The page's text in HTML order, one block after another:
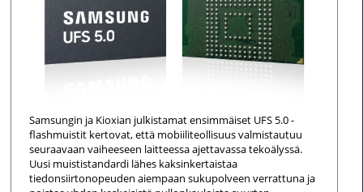
Samsungin ja Kioxian julkistamat ensimmäiset UFS 5.0 -
flashmuistit kertovat, että mobiiliteollisuus valmistautuu
seuraavaan vaiheeseen laitteessa ajettavassa tekoälyssä.
Uusi muististandardi lähes kaksinkertaistaa
tiedonsiirtonopeuden aiempaan sukupolveen verrattuna ja